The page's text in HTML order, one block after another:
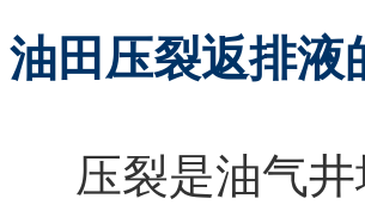
油田压裂返排液
压裂是油气井